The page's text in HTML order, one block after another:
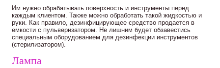
Им нужно обрабатывать поверхность и инструменты перед
каждым клиентом. Также можно обработать такой жидкостью и
руки. Как правило, дезинфицирующее средство продается в
емкости с пульверизатором. Не лишним будет обзавестись
специальным оборудованием для дезинфекции инструментов
(стерилизатором).
Лампа